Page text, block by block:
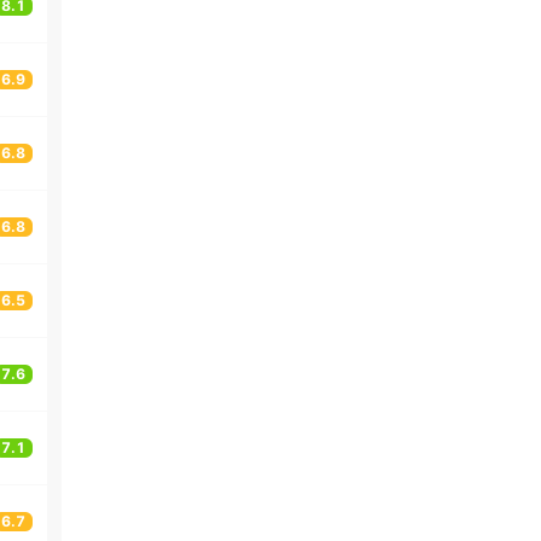
8.1
6.9
6.8
6.8
6.5
7.6
7.1
6.7